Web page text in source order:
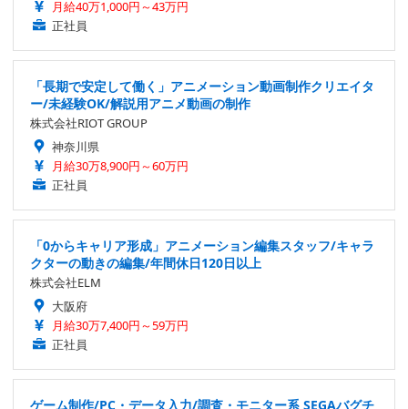
月給40万1,000円～43万円
正社員
「長期で安定して働く」アニメーション動画制作クリエイタ
ー/未経験OK/解説用アニメ動画の制作
株式会社RIOT GROUP
神奈川県
月給30万8,900円～60万円
正社員
「0からキャリア形成」アニメーション編集スタッフ/キャラ
クターの動きの編集/年間休日120日以上
株式会社ELM
大阪府
月給30万7,400円～59万円
正社員
ゲーム制作/PC・データ入力/調査・モニター系 SEGAバグチ